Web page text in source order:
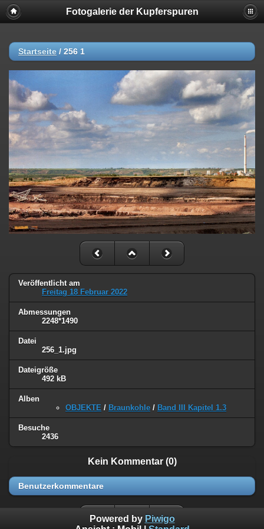
Fotogalerie der Kupferspuren
Startseite / 256 1
Veröffentlicht am
Freitag 18 Februar 2022
Abmessungen
2248*1490
Datei
256_1.jpg
Dateigröße
492 kB
Alben
OBJEKTE / Braunkohle / Band III Kapitel 1.3
Besuche
2436
Kein Kommentar (0)
Benutzerkommentare
Powered by Piwigo